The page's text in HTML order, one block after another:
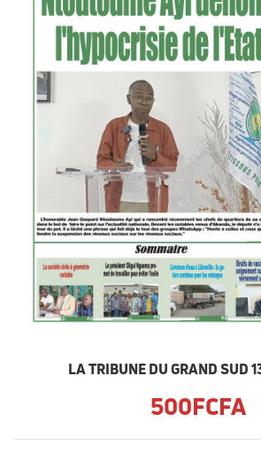
LA TRIBUNE DU GRAND SUD
500FCFA